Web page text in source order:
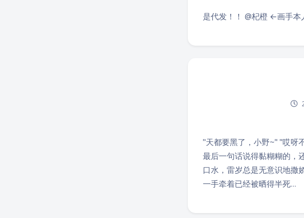
是代发！！ @杞橙 ←画手本
"天都要黑了，小野~" "哎
最后一句话说得黏糊糊的，
口水，雷岁总是无意识地撒
一手牵着已经被晒得半死…